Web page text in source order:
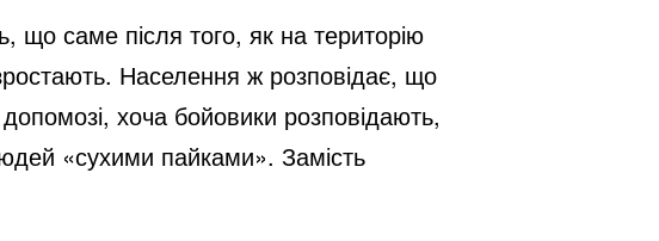
що саме після того, як на територію
Населення ж розповідає, що
хоча бойовики розповідають,
«сухими пайками». Замість